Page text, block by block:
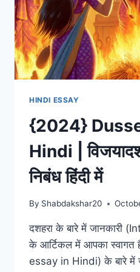
HINDI ESSAY
{2024}
Hindi |
निबंध हिंदी में
By Shabdakshar20
दशहरा के बारे में जानकारी
के आर्टिकल में आपका स्वागत
essay in Hindi) के बारे में